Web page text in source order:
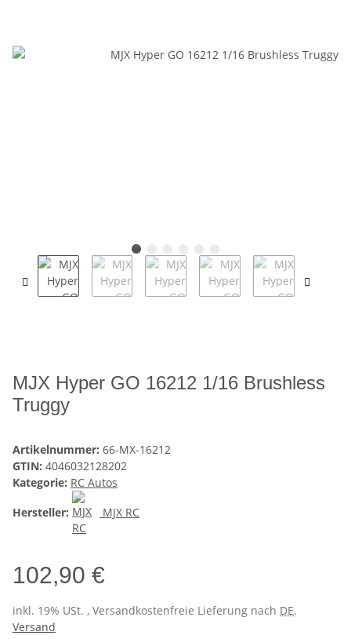
MJX Hyper GO 16212 1/16 Brushless
Truggy
Artikelnummer: 66-MX-16212
GTIN: 4046032128202
Kategorie: RC Autos
Hersteller:
MJX RC
102,90 €
inkl. 19% USt. , Versandkostenfreie Lieferung nach DE.
Versand